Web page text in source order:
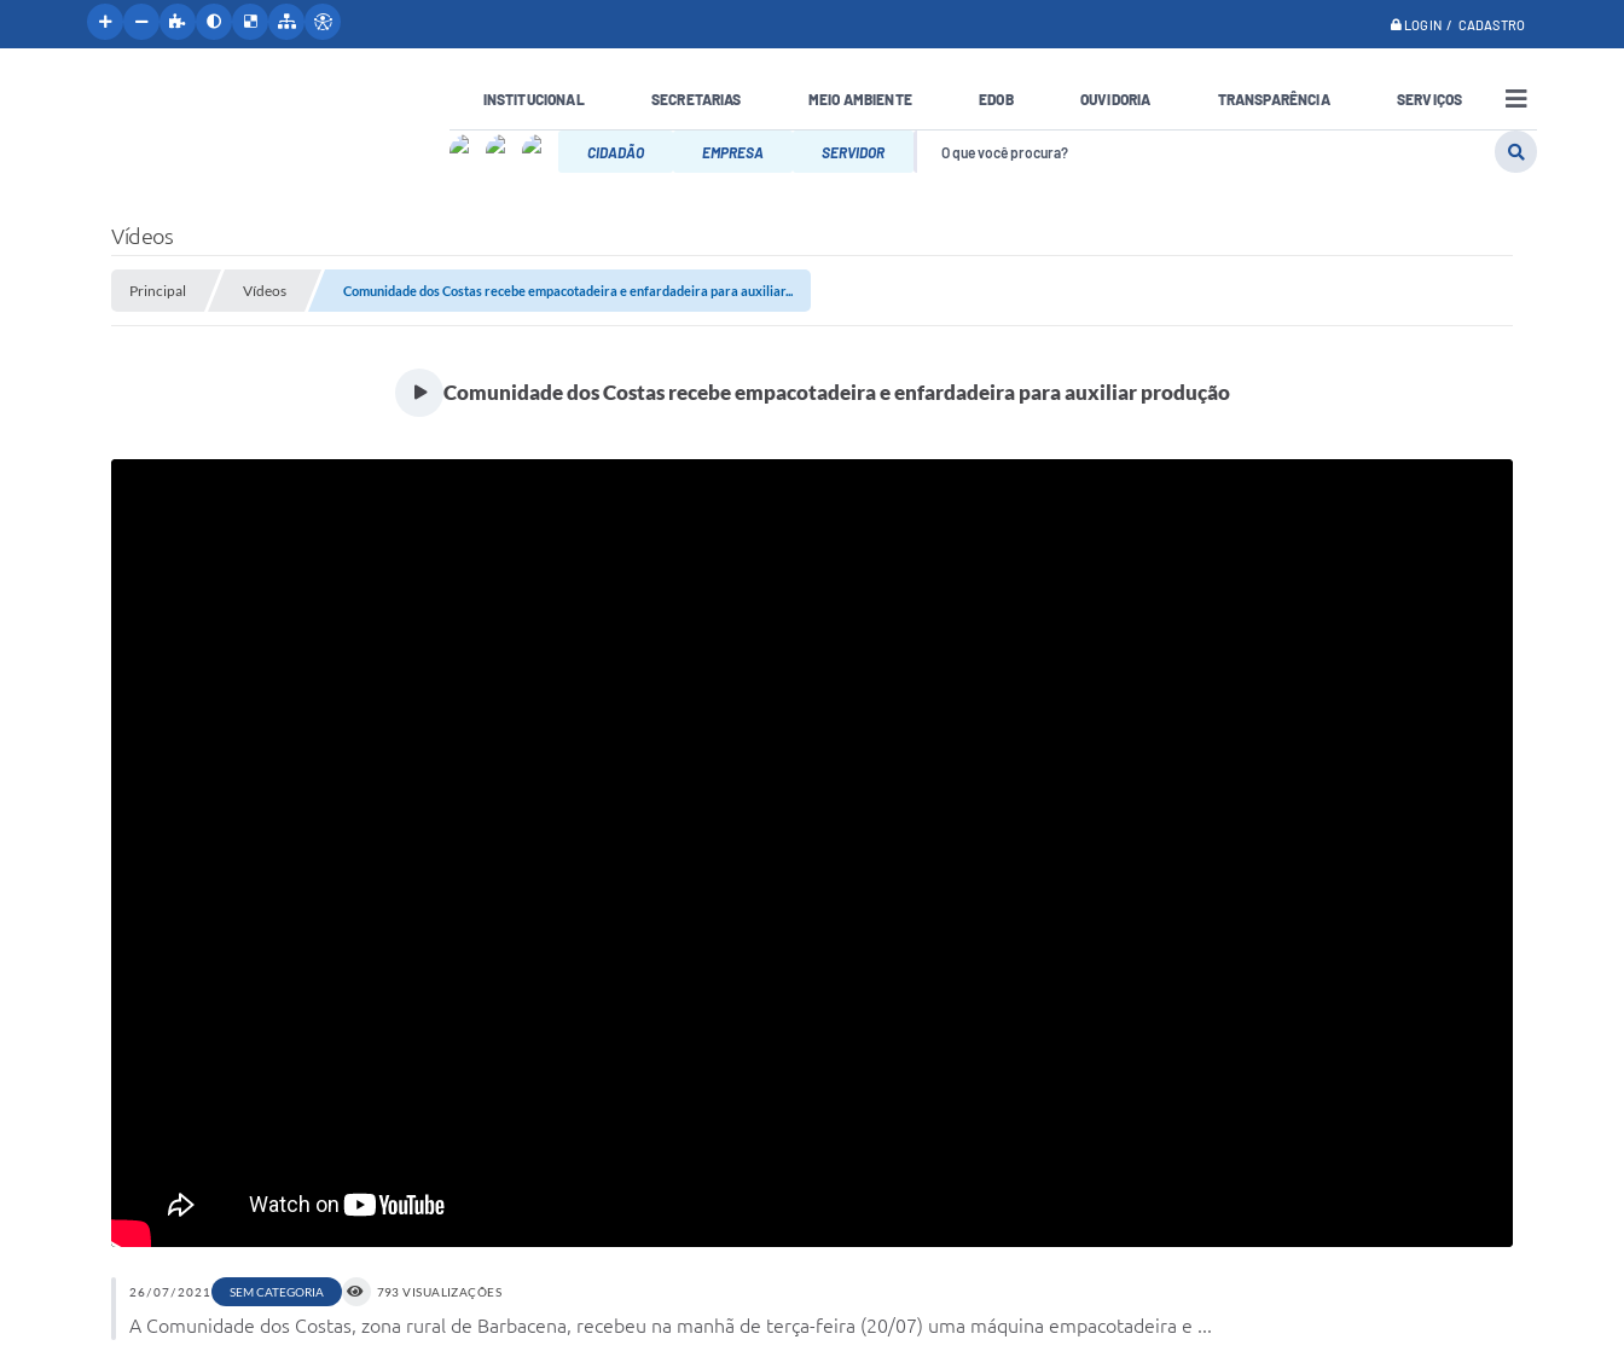
LOGIN / CADASTRO
INSTITUCIONAL SECRETARIAS MEIO AMBIENTE EDOB OUVIDORIA TRANSPARÊNCIA SERVIÇOS
CIDADÃO EMPRESA SERVIDOR
Vídeos
Principal Vídeos Comunidade dos Costas recebe empacotadeira e enfardadeira para auxiliar...
Comunidade dos Costas recebe empacotadeira e enfardadeira para auxiliar produção
26/07/2021 SEM CATEGORIA 793 VISUALIZAÇÕES
A Comunidade dos Costas, zona rural de Barbacena, recebeu na manhã de terça-feira (20/07) uma máquina empacotadeira e ...